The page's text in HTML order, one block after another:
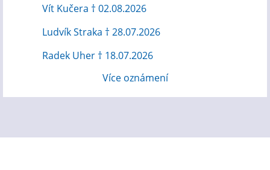
Vít Kučera † 02.08.2026
Ludvík Straka † 28.07.2026
Radek Uher † 18.07.2026
Více oznámení